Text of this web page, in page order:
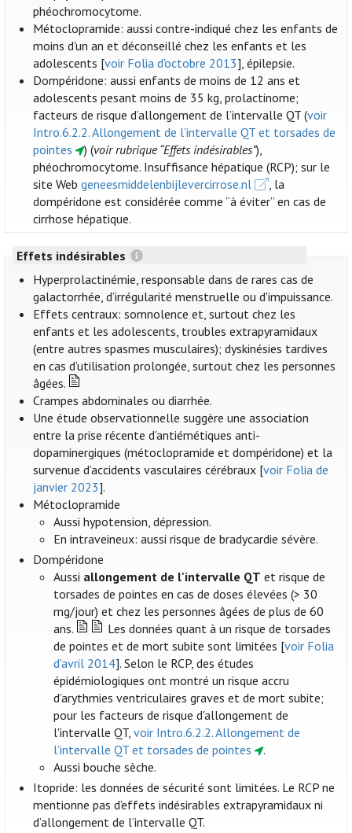
phéochromocytome.
Métoclopramide: aussi contre-indiqué chez les enfants de
moins d'un an et déconseillé chez les enfants et les
adolescents [voir Folia d'octobre 2013], épilepsie.
Dompéridone: aussi enfants de moins de 12 ans et
adolescents pesant moins de 35 kg, prolactinome;
facteurs de risque d’allongement de l’intervalle QT (voir
Intro.6.2.2. Allongement de l’intervalle QT et torsades de
pointes
) (voir rubrique “Effets indésirables”),
phéochromocytome. Insuffisance hépatique (RCP); sur le
site Webgeneesmiddelenbijlevercirrose.nl
, la
dompéridone est considérée comme “à éviter” en cas de
cirrhose hépatique.
Effets indésirables
Hyperprolactinémie, responsable dans de rares cas de
galactorrhée, d’irrégularité menstruelle ou d'impuissance.
Effets centraux: somnolence et, surtout chez les
enfants et les adolescents, troubles extrapyramidaux
(entre autres spasmes musculaires); dyskinésies tardives
en cas d’utilisation prolongée, surtout chez les personnes
âgées.
Crampes abdominales ou diarrhée.
Une étude observationnelle suggère une association
entre la prise récente d’antiémétiques anti-
dopaminergiques (métoclopramide et dompéridone) et la
survenue d’accidents vasculaires cérébraux [voir Folia de
janvier 2023].
Métoclopramide
Aussi hypotension, dépression.
En intraveineux: aussi risque de bradycardie sévère.
Dompéridone
Aussi allongement de l'intervalle QT et risque de
torsades de pointes en cas de doses élevées (> 30
mg/jour) et chez les personnes âgées de plus de 60
ans.
Les données quant à un risque de torsades
de pointes et de mort subite sont limitées [voir Folia
d'avril 2014]. Selon le RCP, des études
épidémiologiques ont montré un risque accru
d’arythmies ventriculaires graves et de mort subite;
pour les facteurs de risque d'allongement de
l'intervalle QT,voir Intro.6.2.2. Allongement de
l’intervalle QT et torsades de pointes
.
Aussi bouche sèche.
Itopride: les données de sécurité sont limitées. Le RCP ne
mentionne pas d’effets indésirables extrapyramidaux ni
d’allongement de l’intervalle QT.